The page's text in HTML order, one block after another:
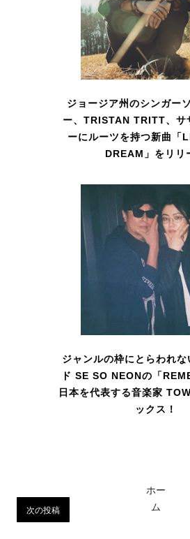
ジョージア州のシンガー
ー、TRISTAN TRITT、サ
ーにルーツを持つ新曲「
DREAM」をリリ
ジャンルの枠にとらわれ
ド SE SO NEONの「
日本を代表する音楽家
ックス！
次の投稿
ホー
ム